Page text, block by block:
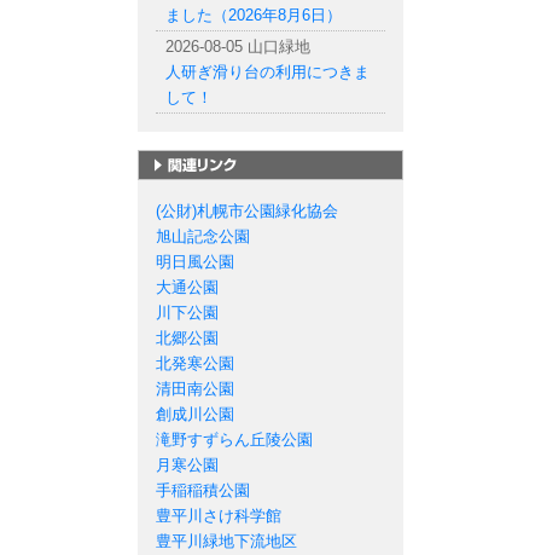
ました（2026年8月6日）
2026-08-05 山口緑地
人研ぎ滑り台の利用につきま
して！
(公財)札幌市公園緑化協会
旭山記念公園
明日風公園
大通公園
川下公園
北郷公園
北発寒公園
清田南公園
創成川公園
滝野すずらん丘陵公園
月寒公園
手稲稲積公園
豊平川さけ科学館
豊平川緑地下流地区